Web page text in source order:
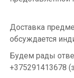
Доставка
обсуждается
Будем рады
+375291413678